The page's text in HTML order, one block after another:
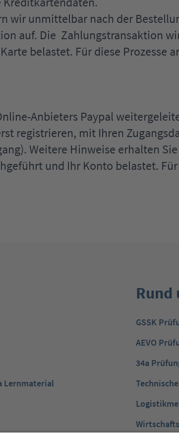
wir unmittelbar nach der
auf. Die Zahlungstransaktion
belastet. Für diese Prozesse
Anbieters Paypal
registrieren, mit Ihren
Weitere Hinweise erhalten
und Ihr Konto belastet.
Lernmaterial
Rund
GSSK
AEVO
34a